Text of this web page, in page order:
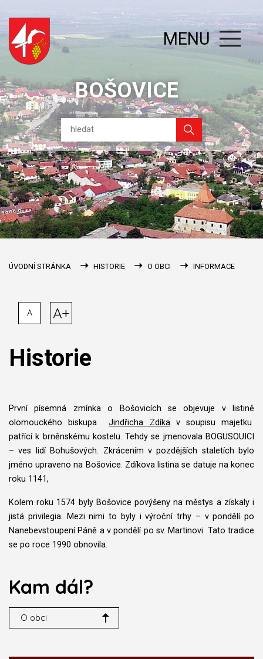
BOŠOVICE
MENU
ÚVODNÍ STRÁNKA HISTORIE O OBCI INFORMACE
A A+
Historie
První písemná zmínka o Bošovicích se objevuje v listině
olomouckého biskupaJindřicha Zdíkav soupisu majetku
patřící k brněnskému kostelu. Tehdy se jmenovala BOGUSOUICI
– ves lidí Bohušových. Zkrácením v pozdějších staletích bylo
jméno upraveno na Bošovice. Zdíkova listina se datuje na konec
roku 1141,
Kolem roku 1574 byly Bošovice povýšeny na městys a získaly i
jistá privilegia. Mezi nimi to byly i výroční trhy – v pondělí po
Nanebevstoupení Páně a v pondělí po sv. Martinovi. Tato tradice
se po roce 1990 obnovila.
Kam dál?
O obci